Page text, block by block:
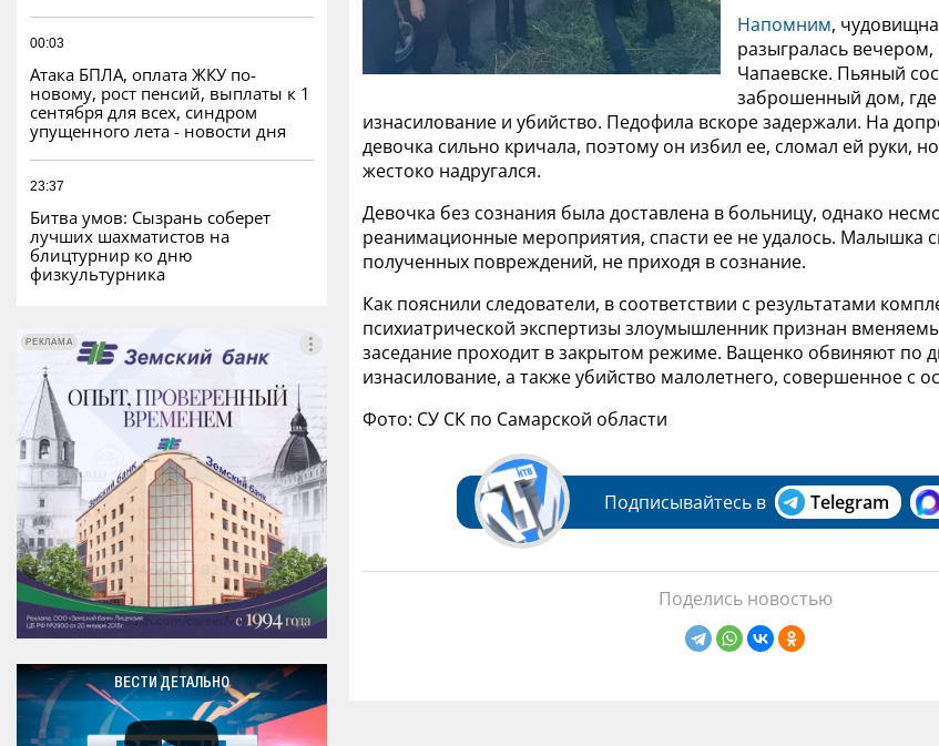
00:03
Атака БПЛА, оплата ЖКУ по-
новому, рост пенсий, выплаты к 1
сентября для всех, синдром
упущенного лета - новости дня
23:37
Битва умов: Сызрань соберет
лучших шахматистов на
блицтурнир ко дню
физкультурника
РЕКЛАМА
РЕКЛАМА
ВЕСТИ ДЕТАЛЬНО
Напомним,
разыгралась вечером,
Чапаевске. Пьяный
заброшенный дом,
изнасилование и убийство. Педофила вскоре задержали. На
девочка сильно кричала, поэтому он избил ее, сломал ей руки,
жестоко надругался.
Девочка без сознания была доставлена в больницу, однако
реанимационные мероприятия, спасти ее не удалось. Малышка
полученных повреждений, не приходя в сознание.
Как пояснили следователи, в соответствии с результатами
психиатрической экспертизы злоумышленник признан
заседание проходит в закрытом режиме. Ващенко обвиняют по
изнасилование, а также убийство малолетнего, совершенное с
Фото: СУ СК по Самарской области
Подписывайтесь в Telegram
Поделись новостью